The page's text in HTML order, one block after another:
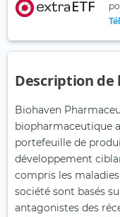
Description
Biohaven
biopharmaceutique
portefeuille de
développement
compris les
société sont basés
antagonistes des